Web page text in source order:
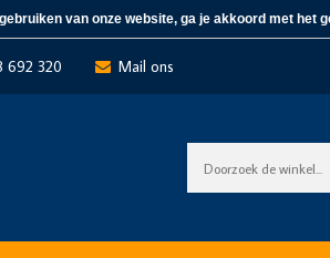
692 320 Mail ons
van onze website, ga je akkoord met het